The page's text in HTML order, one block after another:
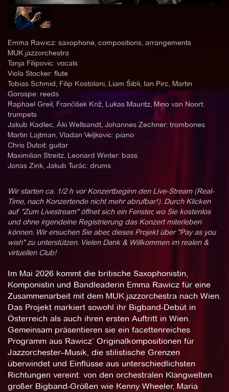
Emma Rawicz: saxophone, compositions, arrangements
MUK.jazzorchestra
Tanja Filipovic: vocals
Viola Stocker: flute
Tobias Schmid, Filip Kostolani, Liam Šibli, Ian Pirc, Martin
Gorospe: reeds
Raphael Greil, Frančišek Križ, Lukas Mauritz, Mino van Noort:
trumpets
Jakub Kadlec, Áki Wellsandt, Johannes Zechner: trombones
Martin Lajtman, Vladan Veljkovic: piano
Chris Dutoit: guitar
Maximilian Streitz, Leonard Winter: bass
Jonas Zink, Jakub Turác: drums
Wir starten ca. 1/2 h vor Konzertbeginn den Live-Stream (Real-
Time, nach Konzertende nicht mehr abrufbar!). Durch Klicken
auf "Zum Livestream" öffnet sich ein Fenster, wo Sie kostenlos
und ohne irgendeine Registrierung das Konzert miterleben
können. Wir ersuchen Sie aber, dieses Projekt über "Pay as you
wish" zu unterstützen. Vielen Dank & Willkommen im realen &
virtuellen Club!
Im Mai 2026 kommt die britische Saxophonistin,
Komponistin und Bandleaderin Emma Rawicz für eine
Zusammenarbeit mit dem MUK.jazzorchestra nach Wien.
Das Projekt markiert sowohl ihr Bigband-Debüt in
Österreich als auch ihren ersten Auftritt in Wien.
Gemeinsam präsentieren sie ein facettenreiches
Programm aus Rawicz’ Originalkompositionen für
Jazzorchester–Musik, die stilistische Grenzen
überwindet und Einflüsse aus unterschiedlichsten
Richtungen vereint: von den orchestralen Klangwelten
großer Bigband-Größen wie Kenny Wheeler, Maria